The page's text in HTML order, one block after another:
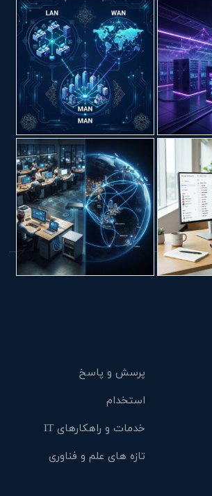
پرسش و پاسخ
استخدام
خدمات و راهکارهای IT
تازه های علم و فناوری